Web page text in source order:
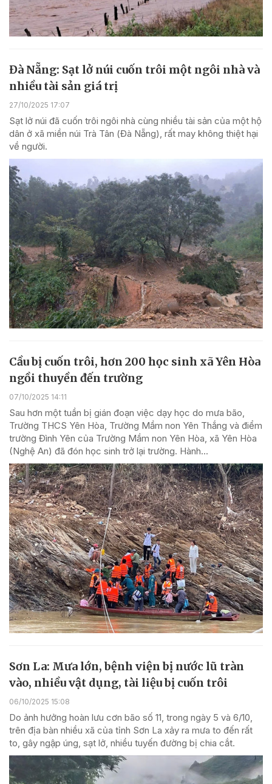
Đà Nẵng: Sạt lở núi cuốn trôi một ngôi nhà và
nhiều tài sản giá trị
27/10/2025 17:07
Sạt lở núi đã cuốn trôi ngôi nhà cùng nhiều tài sản của một hộ
dân ở xã miền núi Trà Tân (Đà Nẵng), rất may không thiệt hại
về người.
Cầu bị cuốn trôi, hơn 200 học sinh xã Yên Hòa
ngồi thuyền đến trường
07/10/2025 14:11
Sau hơn một tuần bị gián đoạn việc dạy học do mưa bão,
Trường THCS Yên Hòa, Trường Mầm non Yên Thắng và điểm
trường Đình Yên của Trường Mầm non Yên Hòa, xã Yên Hòa
(Nghệ An) đã đón học sinh trở lại trường. Hành...
Sơn La: Mưa lớn, bệnh viện bị nước lũ tràn
vào, nhiều vật dụng, tài liệu bị cuốn trôi
06/10/2025 15:08
Do ảnh hưởng hoàn lưu cơn bão số 11, trong ngày 5 và 6/10,
trên địa bàn nhiều xã của tỉnh Sơn La xảy ra mưa to đến rất
to, gây ngập úng, sạt lở, nhiều tuyến đường bị chia cắt.